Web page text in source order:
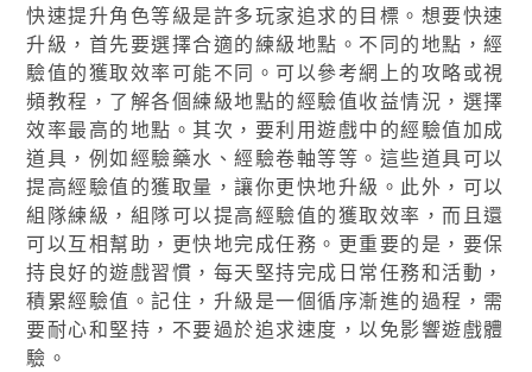
快速提升角色等級是許多玩家追求的目標。想要快速
升級，首先要選擇合適的練級地點。不同的地點，經
驗值的獲取效率可能不同。可以參考網上的攻略或視
頻教程，了解各個練級地點的經驗值收益情況，選擇
效率最高的地點。其次，要利用遊戲中的經驗值加成
道具，例如經驗藥水、經驗卷軸等等。這些道具可以
提高經驗值的獲取量，讓你更快地升級。此外，可以
組隊練級，組隊可以提高經驗值的獲取效率，而且還
可以互相幫助，更快地完成任務。更重要的是，要保
持良好的遊戲習慣，每天堅持完成日常任務和活動，
積累經驗值。記住，升級是一個循序漸進的過程，需
要耐心和堅持，不要過於追求速度，以免影響遊戲體
驗。